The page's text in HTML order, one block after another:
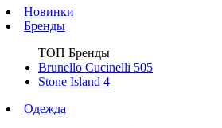
Новинки
Бренды
ТОП Бренды
Brunello Cucinelli 505
Stone Island 4
Одежда